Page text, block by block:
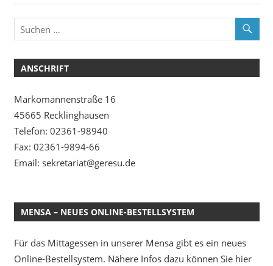
ANSCHRIFT
Markomannenstraße 16
45665 Recklinghausen
Telefon: 02361-98940
Fax: 02361-9894-66
Email: sekretariat@geresu.de
MENSA – NEUES ONLINE-BESTELLSYSTEM
Für das Mittagessen in unserer Mensa gibt es ein neues
Online-Bestellsystem. Nähere Infos dazu können Sie hier